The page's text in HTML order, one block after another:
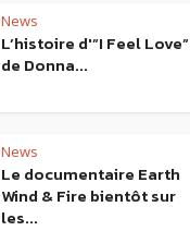
News
L’histoire d'”I Feel Love”
de Donna...
News
Le documentaire Earth
Wind & Fire bientôt sur
les...